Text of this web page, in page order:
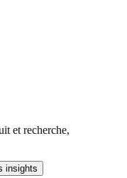
et recherche,
insights